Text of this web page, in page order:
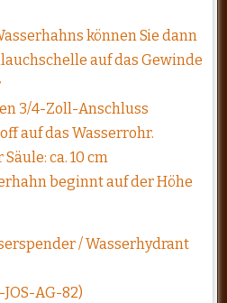
können Sie dann
auf das Gewinde
3/4-Zoll-Anschluss
auf das Wasserrohr.
ca. 10 cm
beginnt auf der Höhe
/ Wasserhydrant
AG-82)